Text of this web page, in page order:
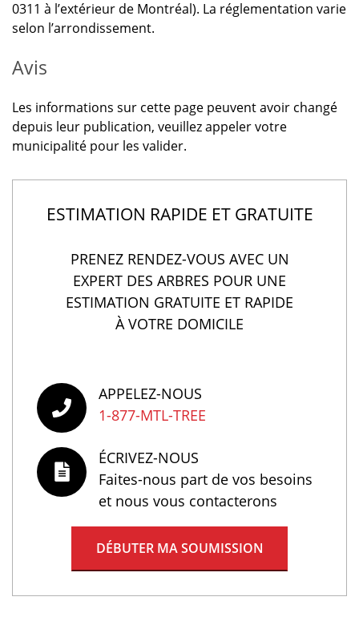
0311 à l’extérieur de Montréal). La réglementation varie
selon l’arrondissement.
Avis
Les informations sur cette page peuvent avoir changé
depuis leur publication, veuillez appeler votre
municipalité pour les valider.
ESTIMATION RAPIDE ET GRATUITE
PRENEZ RENDEZ-VOUS AVEC UN
EXPERT DES ARBRES POUR UNE
ESTIMATION GRATUITE ET RAPIDE
À VOTRE DOMICILE
APPELEZ-NOUS
1-877-MTL-TREE
ÉCRIVEZ-NOUS
Faites-nous part de vos besoins
et nous vous contacterons
DÉBUTER MA SOUMISSION